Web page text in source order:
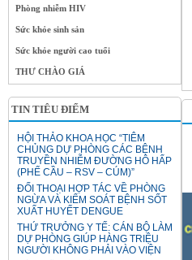
Phòng nhiễm HIV
Sức khỏe sinh sản
Sức khỏe người cao tuổi
THƯ CHÀO GIÁ
TIN TIÊU ĐIỂM
HỘI THẢO KHOA HỌC “TIÊM
CHỦNG DỰ PHÒNG CÁC BỆNH
TRUYỀN NHIỄM ĐƯỜNG HÔ HẤP
(PHẾ CẦU – RSV – CÚM)”
ĐỐI THOẠI HỢP TÁC VỀ PHÒNG
NGỪA VÀ KIỂM SOÁT BỆNH SỐT
XUẤT HUYẾT DENGUE
THỨ TRƯỞNG Y TẾ: CÁN BỘ LÀM
DỰ PHÒNG GIÚP HÀNG TRIỆU
NGƯỜI KHÔNG PHẢI VÀO VIỆN